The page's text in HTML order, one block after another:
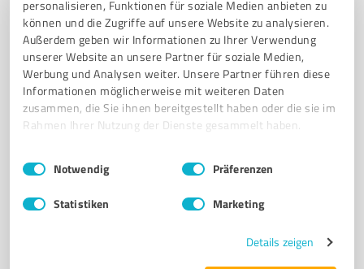
personalisieren, Funktionen für soziale Medien anbieten zu
können und die Zugriffe auf unsere Website zu analysieren.
Außerdem geben wir Informationen zu Ihrer Verwendung
unserer Website an unsere Partner für soziale Medien,
Werbung und Analysen weiter. Unsere Partner führen diese
Informationen möglicherweise mit weiteren Daten
zusammen, die Sie ihnen bereitgestellt haben oder die sie im
Rahmen Ihrer Nutzung der Dienste gesammelt haben.
Impressum Datenschutzbestimmungen
Einwilligungsauswahl
Notwendig Präferenzen
Statistiken Marketing
Details zeigen
WEINGUT RHEINGAU BALTHASAR RESS WEINBAU ÖKOLOGISCH
RIESLING PINOT NOIR WEINPROBEN VINOTHEK
REBSTOCKPACHT WEINBAR HATTENHEIM
Rheinallee 50, 65347 Eltville am Rhein
Tel. 06723 91950
info@balthasar-ress.de
109Bewertungen (1 Quelle)